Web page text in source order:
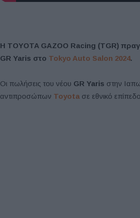
Η TOYOTA GAZOO Racing (TGR)
GR Yaris στο Tokyo Auto Salon 2024.
Οι πωλήσεις του νέου GR Yaris στην
αντιπροσώπων Toyota σε εθνικό